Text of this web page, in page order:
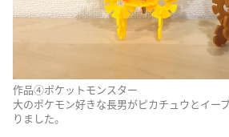
作品④ポケットモンスター
大のポケモン好きな長男がピカチュウとイー
りました。